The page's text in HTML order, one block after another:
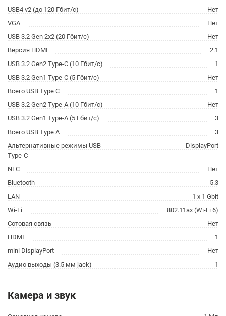
USB4 v2 (до 120 Гбит/с)
Нет
VGA
Нет
USB 3.2 Gen 2x2 (20 Гбит/с)
Нет
Версия HDMI
2.1
USB 3.2 Gen2 Type-C (10 Гбит/с)
1
USB 3.2 Gen1 Type-C (5 Гбит/с)
Нет
Всего USB Type C
1
USB 3.2 Gen2 Type-A (10 Гбит/с)
Нет
USB 3.2 Gen1 Type-A (5 Гбит/с)
3
Всего USB Type A
3
Альтернативные режимы USB
Type-C
DisplayPort
NFC
Нет
Bluetooth
5.3
LAN
1 x 1 Gbit
Wi-Fi
802.11ax (Wi-Fi 6)
Сотовая связь
Нет
HDMI
1
mini DisplayPort
Нет
Аудио выходы (3.5 мм jack)
1
Камера и звук